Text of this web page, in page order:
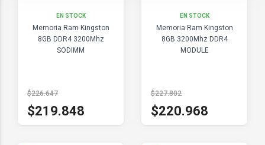
EN STOCK
Memoria Ram Kingston
8GB DDR4 3200Mhz
SODIMM
$226.647
$219.848
EN STOCK
Memoria Ram Kingston
8GB 3200Mhz DDR4
MODULE
$227.802
$220.968